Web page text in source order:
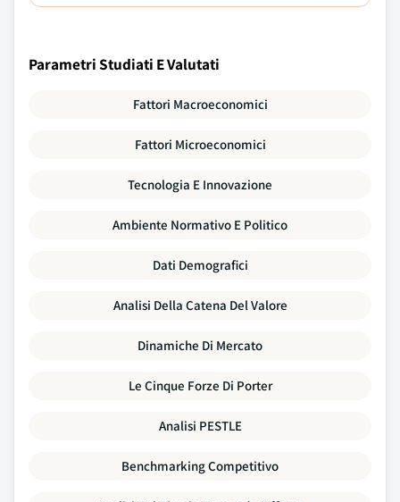
Parametri Studiati E Valutati
Fattori Macroeconomici
Fattori Microeconomici
Tecnologia E Innovazione
Ambiente Normativo E Politico
Dati Demografici
Analisi Della Catena Del Valore
Dinamiche Di Mercato
Le Cinque Forze Di Porter
Analisi PESTLE
Benchmarking Competitivo